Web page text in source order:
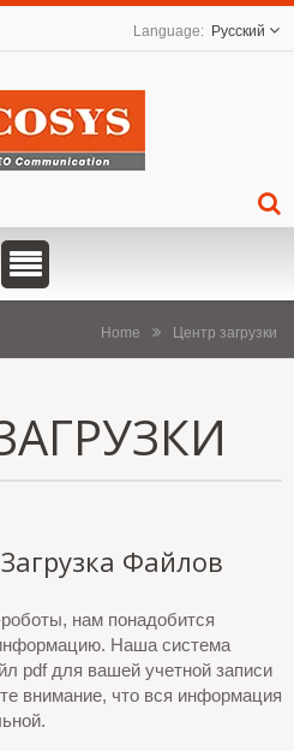
Русский
Home Центр загрузки
Файлов
нам понадобится
Наша система
pdf для вашей учетной записи
внимание, что вся информация